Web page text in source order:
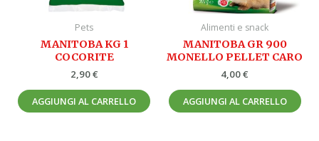
Pets
MANITOBA KG 1
COCORITE
2,90€
AGGIUNGI AL CARRELLO
Alimenti e snack
MANITOBA GR 900
MONELLO PELLET CARO
4,00€
AGGIUNGI AL CARRELLO